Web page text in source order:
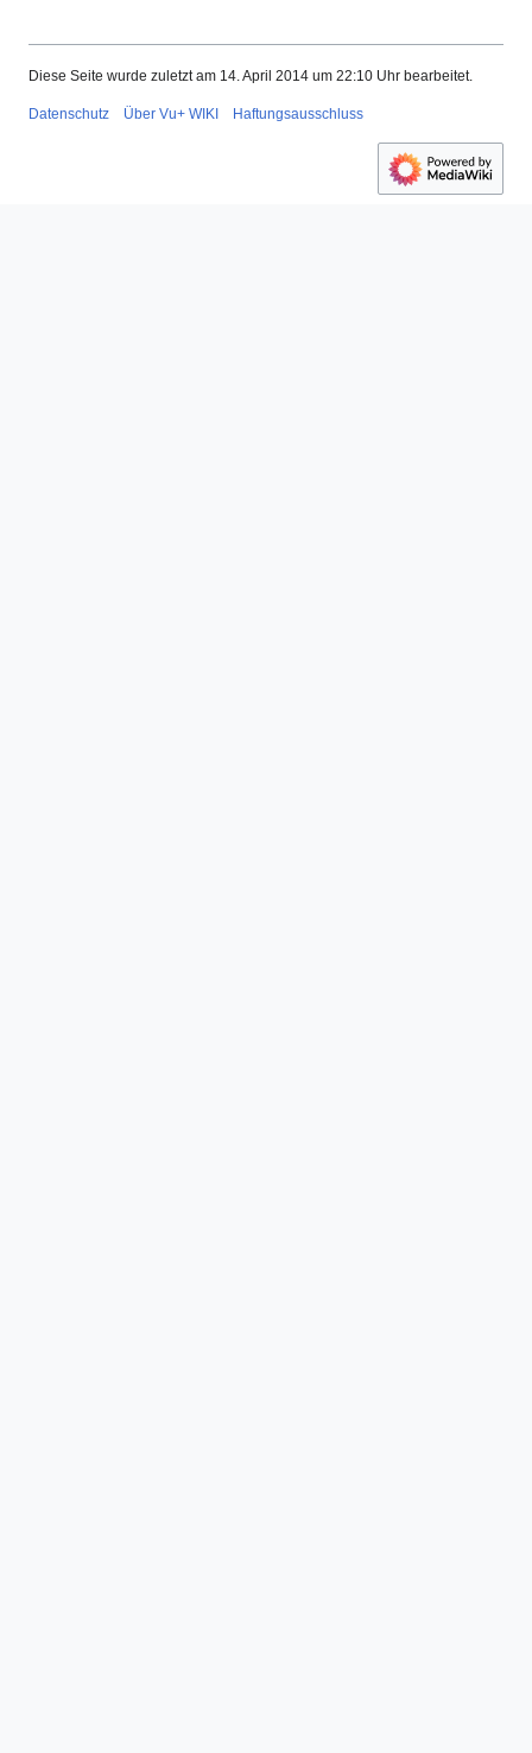
Diese Seite wurde zuletzt am 14. April 2014 um 22:10 Uhr bearbeitet.
Datenschutz Über Vu+ WIKI Haftungsausschluss